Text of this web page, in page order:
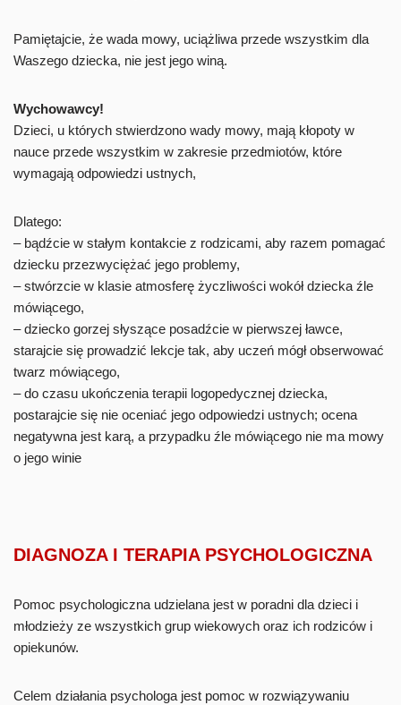
Pamiętajcie, że wada mowy, uciążliwa przede wszystkim dla
Waszego dziecka, nie jest jego winą.
Wychowawcy!
Dzieci, u których stwierdzono wady mowy, mają kłopoty w
nauce przede wszystkim w zakresie przedmiotów, które
wymagają odpowiedzi ustnych,
Dlatego:
– bądźcie w stałym kontakcie z rodzicami, aby razem pomagać
dziecku przezwyciężać jego problemy,
– stwórzcie w klasie atmosferę życzliwości wokół dziecka źle
mówiącego,
– dziecko gorzej słyszące posadźcie w pierwszej ławce,
starajcie się prowadzić lekcje tak, aby uczeń mógł obserwować
twarz mówiącego,
– do czasu ukończenia terapii logopedycznej dziecka,
postarajcie się nie oceniać jego odpowiedzi ustnych; ocena
negatywna jest karą, a przypadku źle mówiącego nie ma mowy
o jego winie
DIAGNOZA I TERAPIA PSYCHOLOGICZNA
Pomoc psychologiczna udzielana jest w poradni dla dzieci i
młodzieży ze wszystkich grup wiekowych oraz ich rodziców i
opiekunów.
Celem działania psychologa jest pomoc w rozwiązywaniu